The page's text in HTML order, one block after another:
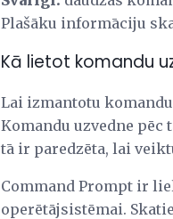
Plašāku informāciju
Kā lietot komandu
Lai izmantotu
Komandu uzvedne
tā ir paredzēta, lai
Command Prompt ir
operētājsistēmai.